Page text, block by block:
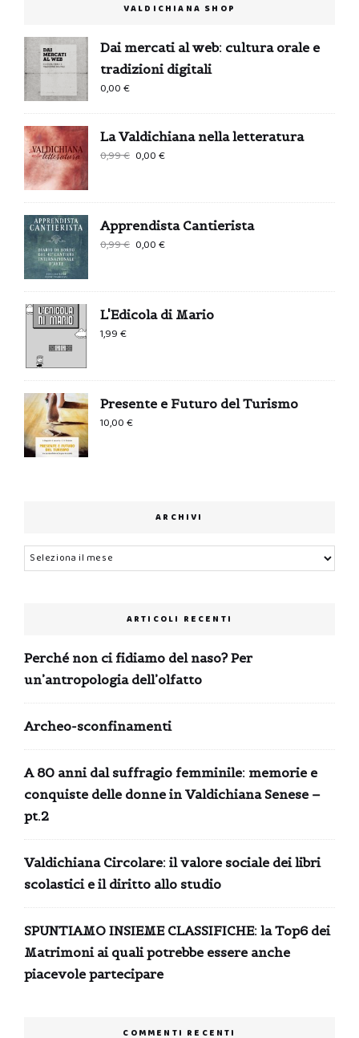
VALDICHIANA SHOP
Dai mercati al web: cultura orale e
tradizioni digitali
0,00€
La Valdichiana nella letteratura
0,99€
era:
0,99 €.
0,00€
è:
0,00 €.
Apprendista Cantierista
0,99€
era:
0,99 €.
0,00€
è:
0,00 €.
L'Edicola di Mario
1,99€
Presente e Futuro del Turismo
10,00€
ARCHIVI
Archivi
ARTICOLI RECENTI
Perché non ci fidiamo del naso? Per
un’antropologia dell’olfatto
Archeo-sconfinamenti
A 80 anni dal suffragio femminile: memorie e
conquiste delle donne in Valdichiana Senese –
pt.2
Valdichiana Circolare: il valore sociale dei libri
scolastici e il diritto allo studio
SPUNTIAMO INSIEME CLASSIFICHE: la Top6 dei
Matrimoni ai quali potrebbe essere anche
piacevole partecipare
COMMENTI RECENTI